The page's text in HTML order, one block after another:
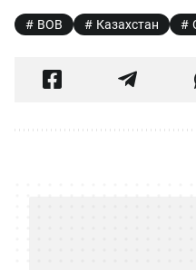
ВОВ Казахстан